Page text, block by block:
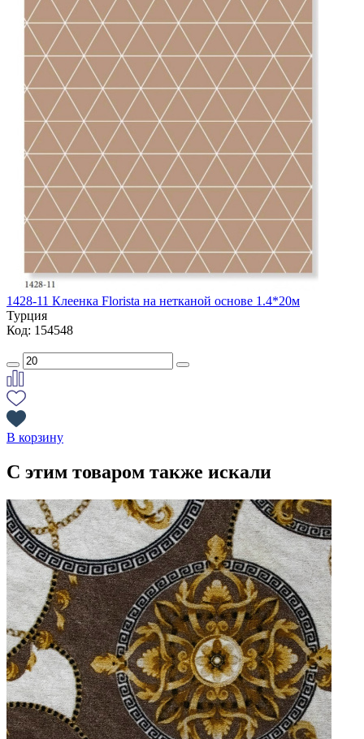
1428-11 Клеенка Florista на нетканой основе 1.4*20м
Турция
Код: 154548
В корзину
С этим товаром также искали